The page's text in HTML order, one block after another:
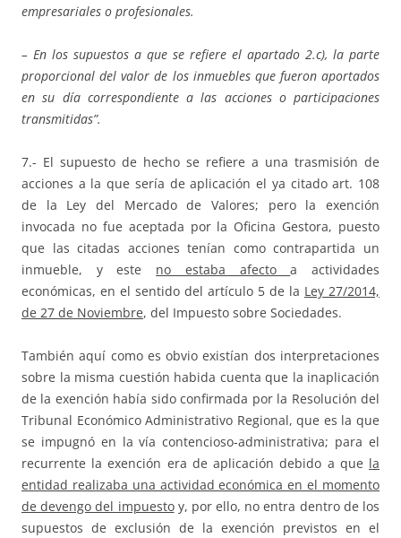
empresariales o profesionales.
– En los supuestos a que se refiere el apartado 2.c), la parte
proporcional del valor de los inmuebles que fueron aportados
en su día correspondiente a las acciones o participaciones
transmitidas”.
7.- El supuesto de hecho se refiere a una trasmisión de
acciones a la que sería de aplicación el ya citado art. 108
de la Ley del Mercado de Valores; pero la exención
invocada no fue aceptada por la Oficina Gestora, puesto
que las citadas acciones tenían como contrapartida un
inmueble, y este no estaba afectoa actividades
económicas, en el sentido del artículo 5 de la Ley 27/2014,
de 27 de Noviembre, del Impuesto sobre Sociedades.
También aquí como es obvio existían dos interpretaciones
sobre la misma cuestión habida cuenta que la inaplicación
de la exención había sido confirmada por la Resolución del
Tribunal Económico Administrativo Regional, que es la que
se impugnó en la vía contencioso-administrativa; para el
recurrente la exención era de aplicación debido a que la
entidad realizaba una actividad económica en el momento
de devengo del impuestoy, por ello, no entra dentro de los
supuestos de exclusión de la exención previstos en el